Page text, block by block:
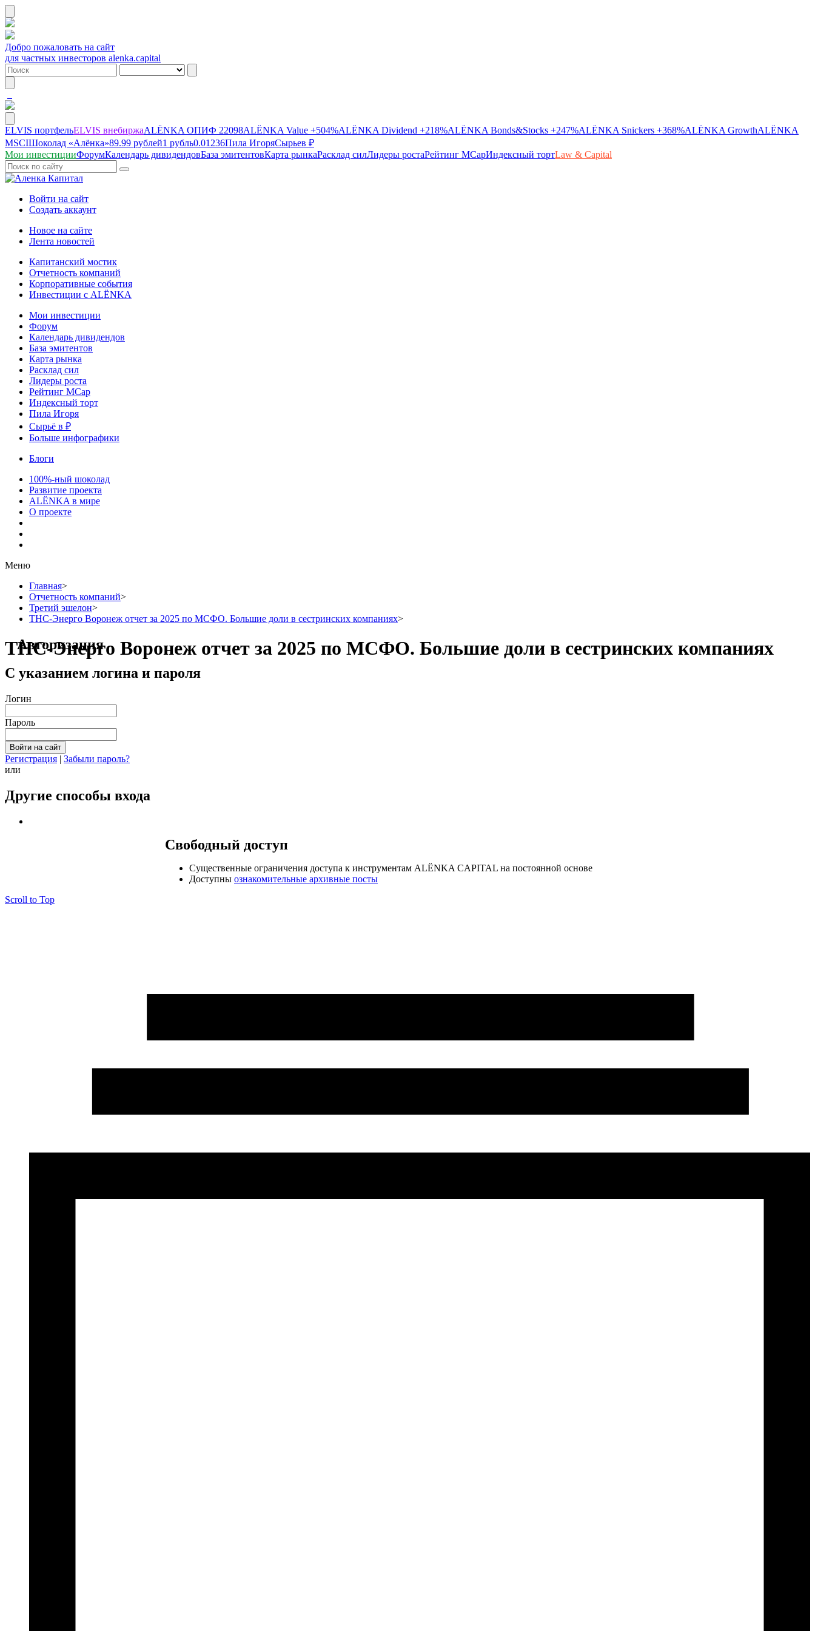
Добро пожаловать на сайт
для частных инвесторов alenka.capital
ELVIS портфельELVIS внебиржаALЁNKA ОПИФ 22098ALЁNKA Value +504%ALЁNKA Dividend +218%ALЁNKA Bonds&Stocks +247%ALЁNKA Snickers +368%ALЁNKA GrowthALЁNKA
MSCIШоколад «Алёнка»89.99 рублей1 рубль0.01236Пила ИгоряСырьев ₽
Мои инвестицииФорумКалендарь дивидендовБаза эмитентовКарта рынкаРасклад силЛидеры ростаРейтинг MCapИндексный тортLaw & Capital
Войти на сайт
Создать аккаунт
Новое на сайте
Лента новостей
Капитанский мостик
Отчетность компаний
Корпоративные события
Инвестиции с ALЁNKA
Мои инвестиции
Форум
Календарь дивидендов
База эмитентов
Карта рынка
Расклад сил
Лидеры роста
Рейтинг MCap
Индексный торт
Пила Игоря
Сырьё в ₽
Больше инфографики
Блоги
100%-ный шоколад
Развитие проекта
ALЁNKA в мире
О проекте
Меню
Главная>
Отчетность компаний>
Третий эшелон>
ТНС-Энерго Воронеж отчет за 2025 по МСФО. Большие доли в сестринских компаниях>
ТНС-Энерго Воронеж отчет за 2025 по МСФО. Большие доли в сестринских компаниях
Авторизация
С указанием логина и пароля
Логин
Пароль
Регистрация | Забыли пароль?
или
Другие способы входа
Свободный доступ
Cущественные ограничения доступа к инструментам ALЁNKA CAPITAL на постоянной основе
Доступны ознакомительные архивные посты
Scroll to Top